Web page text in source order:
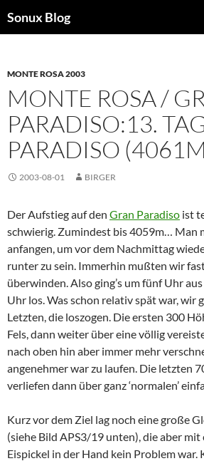
toSonux Blog
MONTE ROSA 2003
MONTE ROSA /
PARADISO:13.
PARADISO
2003-08-01 BIRGER
Der Aufstieg auf den Gran Paradiso ist
schwierig. Zumindest bis 4059m… Man
anfangen, um vor dem Nachmittag
runter zu sein. Immerhin mußten wir
überwinden. Also ging’s um fünf Uhr
Uhr los. Was schon relativ spät war, wir
Letzten, die loszogen. Die ersten 300
Fels, dann weiter über eine völlig
nach oben hin aber immer mehr
angenehmer war zu laufen. Die letzten
verliefen dann über ganz ‘normalen’
Kurz vor dem Ziel lag noch eine große
(siehe Bild APS3/19 unten), die aber
Eispickel in der Hand kein Problem war.